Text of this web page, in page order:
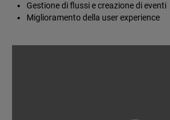
Gestione di flussi e creazione di eventi
Miglioramento della user experience